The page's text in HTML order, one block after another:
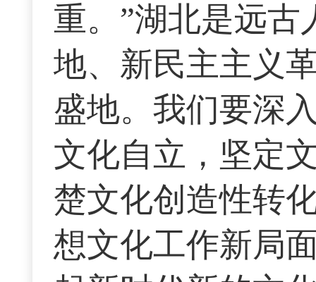
重。”湖北是远
地、新民主主义
盛地。我们要深
文化自立，坚定
楚文化创造性转
想文化工作新局